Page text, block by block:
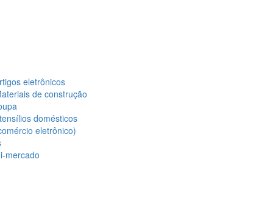
eletrônicos
de construção
domésticos
eletrônico)
mercado